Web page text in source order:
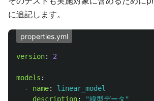
に追記します。
properties.yml
version: 2
models :
-
name:
linear_model
description: "線型データ"